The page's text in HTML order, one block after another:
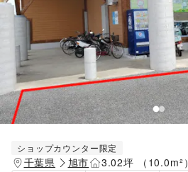
ショップカウンター限定
千葉県 旭市 3.02坪 （10.0m²）